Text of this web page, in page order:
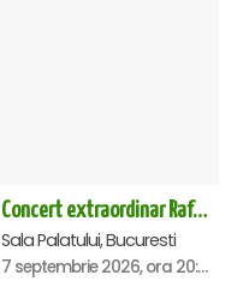
Concert extraordinar Rafet El Roman - Sala Palatului
Sala Palatului, Bucuresti
7 septembrie 2026, ora 20:00